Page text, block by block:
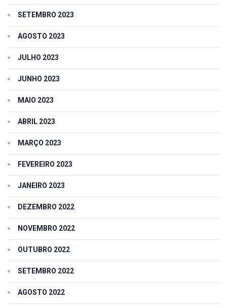
SETEMBRO 2023
AGOSTO 2023
JULHO 2023
JUNHO 2023
MAIO 2023
ABRIL 2023
MARÇO 2023
FEVEREIRO 2023
JANEIRO 2023
DEZEMBRO 2022
NOVEMBRO 2022
OUTUBRO 2022
SETEMBRO 2022
AGOSTO 2022